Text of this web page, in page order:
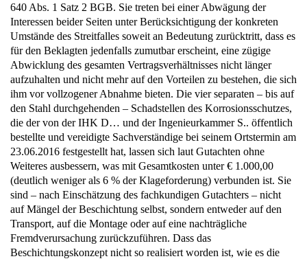
640 Abs. 1 Satz 2 BGB. Sie treten bei einer Abwägung der
Interessen beider Seiten unter Berücksichtigung der konkreten
Umstände des Streitfalles soweit an Bedeutung zurücktritt, dass es
für den Beklagten jedenfalls zumutbar erscheint, eine zügige
Abwicklung des gesamten Vertragsverhältnisses nicht länger
aufzuhalten und nicht mehr auf den Vorteilen zu bestehen, die sich
ihm vor vollzogener Abnahme bieten. Die vier separaten – bis auf
den Stahl durchgehenden – Schadstellen des Korrosionsschutzes,
die der von der IHK D… und der Ingenieurkammer S.. öffentlich
bestellte und vereidigte Sachverständige bei seinem Ortstermin am
23.06.2016 festgestellt hat, lassen sich laut Gutachten ohne
Weiteres ausbessern, was mit Gesamtkosten unter € 1.000,00
(deutlich weniger als 6 % der Klageforderung) verbunden ist. Sie
sind – nach Einschätzung des fachkundigen Gutachters – nicht
auf Mängel der Beschichtung selbst, sondern entweder auf den
Transport, auf die Montage oder auf eine nachträgliche
Fremdverursachung zurückzuführen. Dass das
Beschichtungskonzept nicht so realisiert worden ist, wie es die